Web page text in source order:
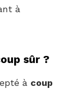
à
sûr ?
à coup